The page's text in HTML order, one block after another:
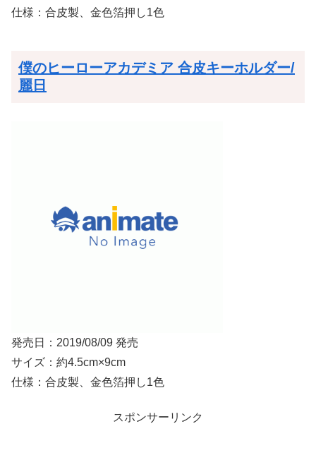
仕様：合皮製、金色箔押し1色
僕のヒーローアカデミア 合皮キーホルダー/
麗日
発売日：2019/08/09 発売
サイズ：約4.5cm×9cm
仕様：合皮製、金色箔押し1色
スポンサーリンク